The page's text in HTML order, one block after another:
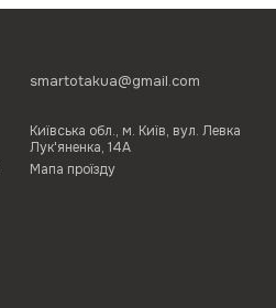
smartotakua@gmail.com
Київська обл., м. Київ, вул. Левка
Лук'яненка, 14А
Мапа проїзду